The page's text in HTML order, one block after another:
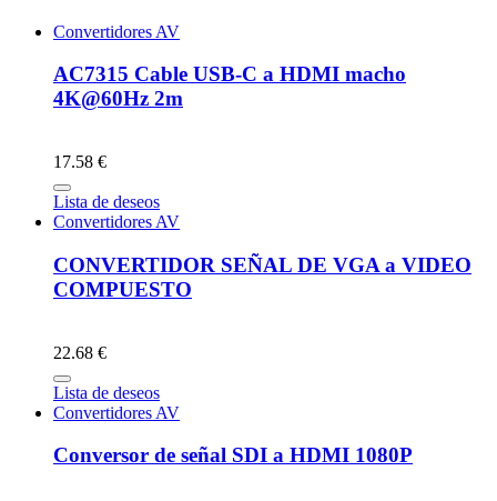
Convertidores AV
AC7315 Cable USB-C a HDMI macho
4K@60Hz 2m
17.58 €
Lista de deseos
Convertidores AV
CONVERTIDOR SEÑAL DE VGA a VIDEO
COMPUESTO
22.68 €
Lista de deseos
Convertidores AV
Conversor de señal SDI a HDMI 1080P